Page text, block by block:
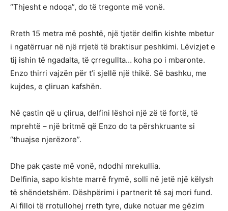
“Thjesht e ndoqa”, do të tregonte më vonë.
Rreth 15 metra më poshtë, një tjetër delfin kishte mbetur
i ngatërruar në një rrjetë të braktisur peshkimi. Lëvizjet e
tij ishin të ngadalta, të çrregullta… koha po i mbaronte.
Enzo thirri vajzën për t’i sjellë një thikë. Së bashku, me
kujdes, e çliruan kafshën.
Në çastin që u çlirua, delfini lëshoi një zë të fortë, të
mprehtë – një britmë që Enzo do ta përshkruante si
“thuajse njerëzore”.
Dhe pak çaste më vonë, ndodhi mrekullia.
Delfinia, sapo kishte marrë frymë, solli në jetë një këlysh
të shëndetshëm. Dëshpërimi i partnerit të saj mori fund.
Ai filloi të rrotullohej rreth tyre, duke notuar me gëzim